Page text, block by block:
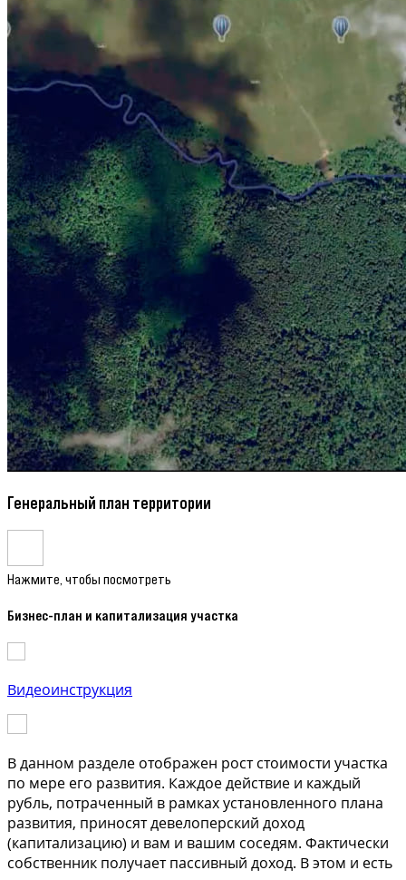
Генеральный план территории
Нажмите, чтобы посмотреть
Бизнес-план и капитализация участка
Видеоинструкция
В данном разделе отображен рост стоимости участка
по мере его развития. Каждое действие и каждый
рубль, потраченный в рамках установленного плана
развития, приносят девелоперский доход
(капитализацию) и вам и вашим соседям. Фактически
собственник получает пассивный доход. В этом и есть